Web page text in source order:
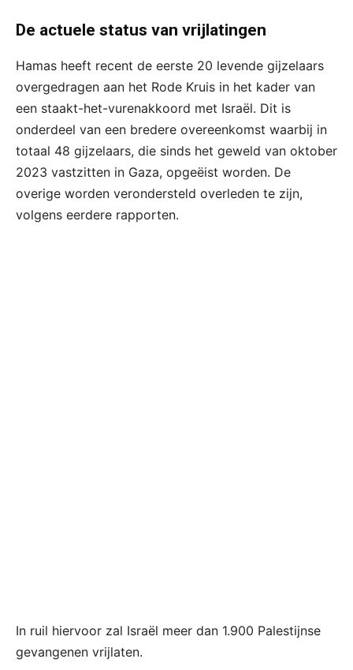
De actuele status van vrijlatingen
Hamas heeft recent de eerste 20 levende gijzelaars
overgedragen aan het Rode Kruis in het kader van
een staakt-het-vurenakkoord met Israël. Dit is
onderdeel van een bredere overeenkomst waarbij in
totaal 48 gijzelaars, die sinds het geweld van oktober
2023 vastzitten in Gaza, opgeëist worden. De
overige worden verondersteld overleden te zijn,
volgens eerdere rapporten.
In ruil hiervoor zal Israël meer dan 1.900 Palestijnse
gevangenen vrijlaten.